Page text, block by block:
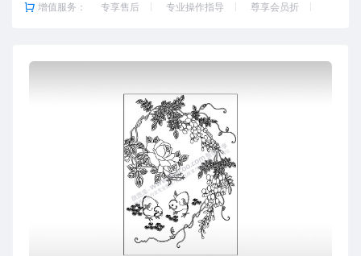
增值服务： 专享售后 专业操作指导 尊享会员折